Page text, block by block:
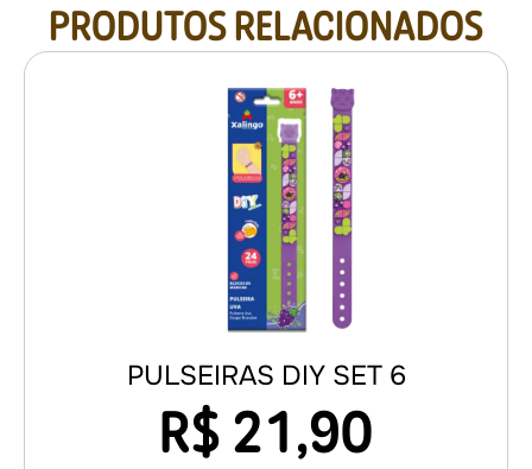
PRODUTOS RELACIONADOS
PULSEIRAS DIY SET 6
R$ 21,90